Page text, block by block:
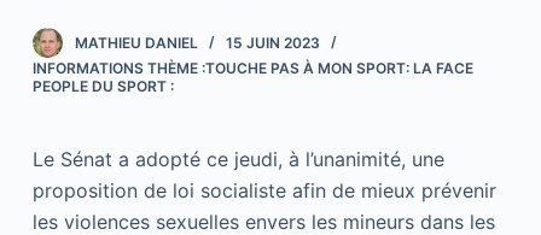
u
MATHIEU DANIEL
15 JUIN 2023
INFORMATIONS THÈME :TOUCHE PAS À MON SPORT: LA FACE
PEOPLE DU SPORT :
Le Sénat a adopté ce jeudi, à l’unanimité, une
proposition de loi socialiste afin de mieux prévenir
les violences sexuelles envers les mineurs dans les